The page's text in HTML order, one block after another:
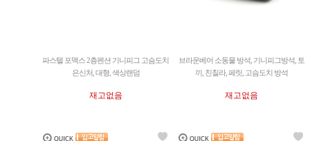
파스텔 포맥스 2층펜션 기니피그 고슴도치
은신처, 대형, 색상랜덤
재고없음
브라운베어 소동물 방석, 기니피그방석, 토
끼, 친칠라, 페릿, 고슴도치 방석
재고없음